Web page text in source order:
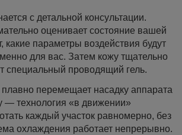
с детальной консультации.
оценивает состояние вашей
какие параметры воздействия будут
для вас. Затем кожу тщательно
специальный проводящий гель.
плавно перемещает насадку аппарата
— технология «в движении»
каждый участок равномерно, без
охлаждения работает непрерывно.